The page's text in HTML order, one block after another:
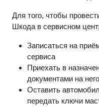
Для того, чтобы
Шкода в сервисном
Записаться на
сервиса
Приехать в
документами на него
Оставить
передать ключи